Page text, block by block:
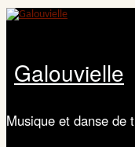
Aller au contenu principal
Galouvielle
Musique et danse de